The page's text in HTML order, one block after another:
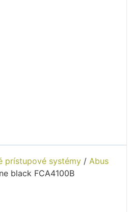
prístupové systémy / Abus
black FCA4100B